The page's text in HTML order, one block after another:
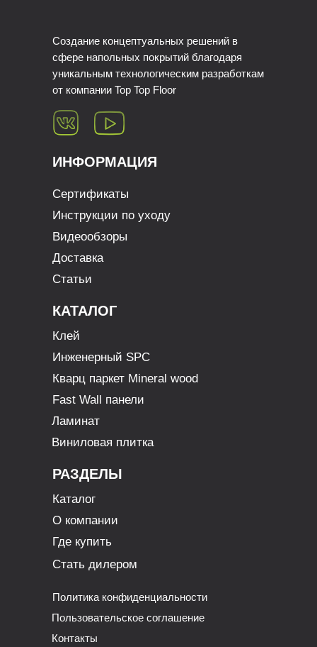
Создание концептуальных решений в
сфере напольных покрытий благодаря
уникальным технологическим разработкам
от компании Top Top Floor
Политика конфиденциальности
Пользовательское соглашение
ИНФОРМАЦИЯ
РАЗДЕЛЫ
КАТАЛОГ
Сертификаты
Инструкции по уходу
Видеообзоры
Доставка
Каталог
О компании
Где купить
Стать дилером
Контакты
Клей
Инженерный SPC
Кварц паркет Mineral wood
Fast Wall панели
Статьи
Ламинат
Виниловая плитка